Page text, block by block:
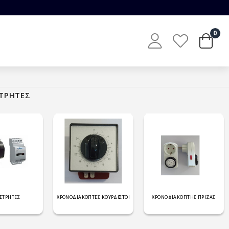
0
ΧΡΟΝΟΔΙΑΚΟΠΤΕΣ ΚΟΥΡΔΙΣΤΟΙ ΧΡΟΝΟΔΙΑΚΟΠΤΗΣ ΠΡΙΖΑΣ